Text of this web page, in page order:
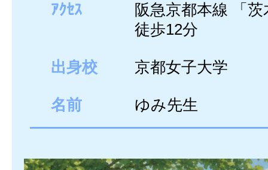
ｱｸｾｽ
阪急京都本線 「
徒歩12分
出身校 京都女子大学
名前 ゆみ先生